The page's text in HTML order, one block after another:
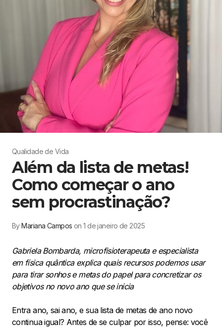
Qualidade de Vida
Além da lista de metas!
Como começar o ano
sem procrastinação?
ByMariana Campos on 1 de janeiro de 2025
Gabriela Bombarda, microfisioterapeuta e especialista
em física quântica explica quais recursos podemos usar
para tirar sonhos e metas do papel para concretizar os
objetivos no novo ano que se inicia
Entra ano, sai ano, e sua lista de metas de ano novo
continua igual? Antes de se culpar por isso, pense: você